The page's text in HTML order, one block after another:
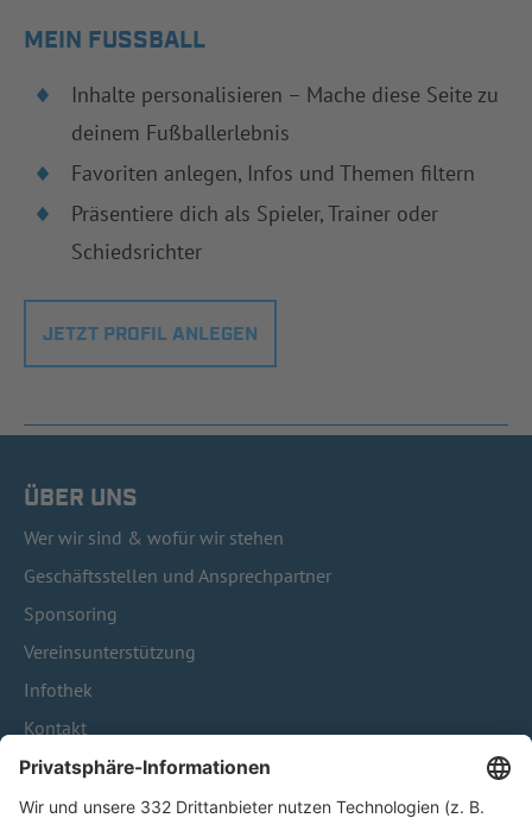
MEIN FUSSBALL
Inhalte personalisieren – Mache diese Seite zu
deinem Fußballerlebnis
Favoriten anlegen, Infos und Themen filtern
Präsentiere dich als Spieler, Trainer oder
Schiedsrichter
JETZT PROFIL ANLEGEN
ÜBER UNS
Wer wir sind & wofür wir stehen
Geschäftsstellen und Ansprechpartner
Sponsoring
Vereinsunterstützung
Infothek
Kontakt
HÄUFIG BESUCHTE SEITEN